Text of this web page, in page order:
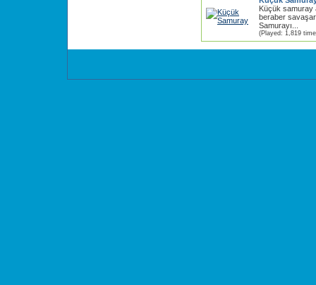
Küçük samuray
beraber
Samurayı...
(Played: 1,819